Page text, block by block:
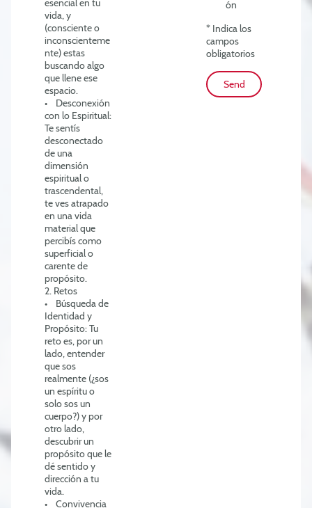
esencial en tu
vida, y
(consciente o
inconscienteme
nte) estas
buscando algo
que llene ese
espacio.
• Desconexión
con lo Espiritual:
Te sentís
desconectado
de una
dimensión
espiritual o
trascendental,
te ves atrapado
en una vida
material que
percibís como
superficial o
carente de
propósito.
2. Retos
• Búsqueda de
Identidad y
Propósito: Tu
reto es, por un
lado, entender
que sos
realmente (¿sos
un espíritu o
solo sos un
cuerpo?) y por
otro lado,
descubrir un
propósito que le
dé sentido y
dirección a tu
vida.
• Convivencia
ón
* Indica los
campos
obligatorios
Send